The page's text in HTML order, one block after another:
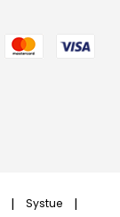
Systue